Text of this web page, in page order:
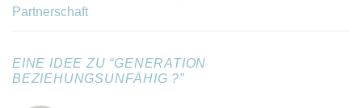
Partnerschaft
EINE IDEE ZU “GENERATION
BEZIEHUNGSUNFÄHIG ?”